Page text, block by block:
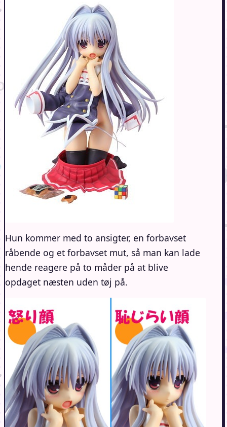
Hun kommer med to ansigter, en forbavset
råbende og et forbavset mut, så man kan lade
hende reagere på to måder på at blive
opdaget næsten uden tøj på.